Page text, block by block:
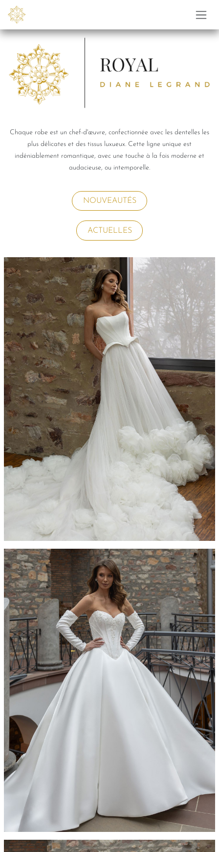
Se rendre au contenu
Chaque robe est un chef-d'œuvre, confectionnée avec les dentelles les
plus délicates et des tissus luxueux. Cette ligne unique est
indéniablement romantique, avec une touche à la fois moderne et
audacieuse, ou intemporelle.
ACTUELLES
NOUVEAUTÉS